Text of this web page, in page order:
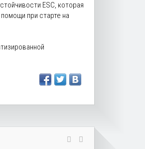
ESC, которая
при старте на